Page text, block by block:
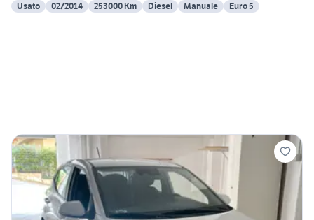
Usato
02/2014 253000 Km Diesel Manuale Euro 5